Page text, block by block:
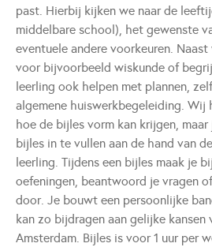
past. Hierbij kijken we naar de
middelbare school), het gewenste
eventuele andere voorkeuren.
voor bijvoorbeeld wiskunde of
leerling ook helpen met plannen,
algemene huiswerkbegeleiding. Wij
hoe de bijles vorm kan krijgen,
bijles in te vullen aan de hand van
leerling. Tijdens een bijles maak je
oefeningen, beantwoord je vragen
door. Je bouwt een persoonlijke
kan zo bijdragen aan gelijke kansen
Amsterdam. Bijles is voor 1 uur per